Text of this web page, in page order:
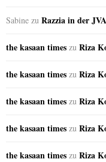
Sabine zu Razzia in der
the kasaan times zu Riza
the kasaan times zu Riza
the kasaan times zu Riza
the kasaan times zu Riza
the kasaan times zu Riza